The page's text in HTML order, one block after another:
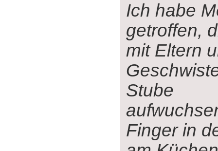
Ich habe
getroffen,
mit Eltern
Stube
Finger in